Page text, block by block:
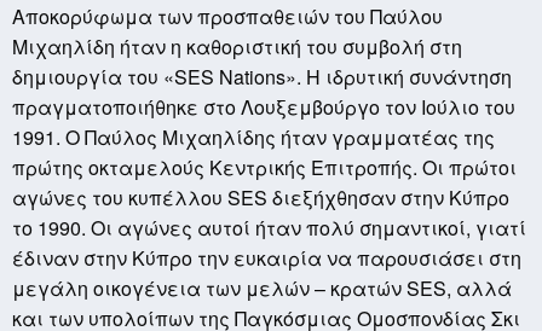
Αποκορύφωμα των προσπαθειών του Παύλου
Μιχαηλίδη ήταν η καθοριστική του συμβολή στη
δημιουργία του «SES Nations». Η ιδρυτική συνάντηση
πραγματοποιήθηκε στο Λουξεμβούργο τον Ιούλιο του
1991. Ο Παύλος Μιχαηλίδης ήταν γραμματέας της
πρώτης οκταμελούς Κεντρικής Επιτροπής. Οι πρώτοι
αγώνες του κυπέλλου SES διεξήχθησαν στην Κύπρο
το 1990. Οι αγώνες αυτοί ήταν πολύ σημαντικοί, γιατί
έδιναν στην Κύπρο την ευκαιρία να παρουσιάσει στη
μεγάλη οικογένεια των μελών – κρατών SES, αλλά
και των υπολοίπων της Παγκόσμιας Ομοσπονδίας Σκι